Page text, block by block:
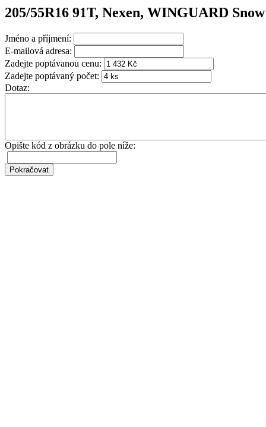
205/55R16 91T, Nexen, WINGUARD
Jméno a příjmení:
E-mailová adresa:
Zadejte poptávanou cenu:
Zadejte poptávaný počet:
Dotaz:
Opište kód z obrázku do pole níže: